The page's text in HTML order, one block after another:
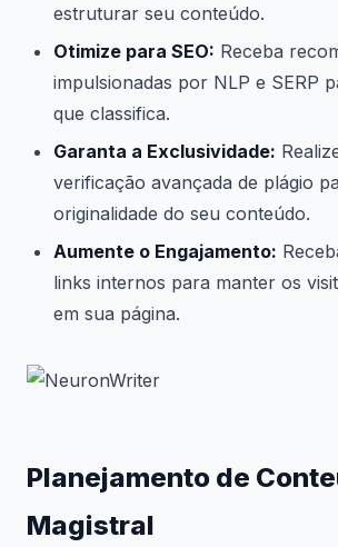
estruturar seu conteúdo.
Otimize para SEO: Receba
impulsionadas por NLP e SERP
que classifica.
Garanta a Exclusividade:
verificação avançada de plágio
originalidade do seu conteúdo.
Aumente o Engajamento:
links internos para manter os
em sua página.
Planejamento de
Magistral